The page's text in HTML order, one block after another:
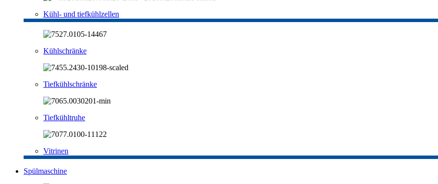
Kühl- und tiefkühlzellen
Kühlschränke
Tiefkühlschränke
Tiefkühltruhe
Vitrinen
Spülmaschine